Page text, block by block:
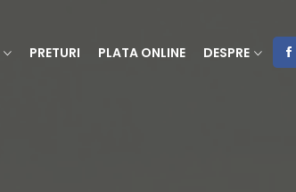
PRETURI PLATA ONLINE DESPRE